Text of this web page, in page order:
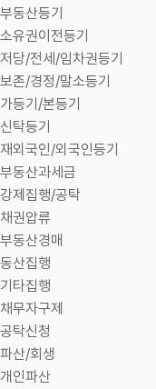
부동산등기
소유권이전등기
저당/전세/임차권등기
보존/경정/말소등기
가등기/본등기
신탁등기
재외국인/외국인등기
부동산과세금
강제집행/공탁
채권압류
부동산경매
동산집행
기타집행
채무자구제
공탁신청
파산/회생
개인파산